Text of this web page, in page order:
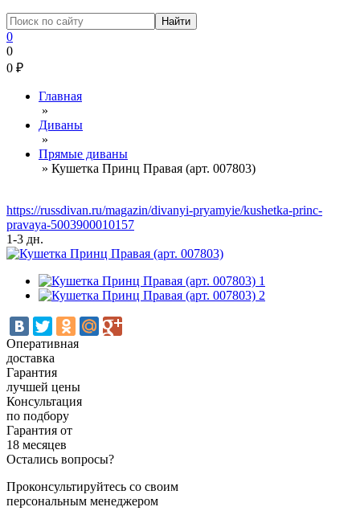
0
0
0 ₽
Главная
»
Диваны
»
Прямые диваны
» Кушетка Принц Правая (арт. 007803)
https://russdivan.ru/magazin/divanyi-pryamyie/kushetka-princ-
pravaya-5003900010157
1-3 дн.
Оперативная
доставка
Гарантия
лучшей цены
Консультация
по подбору
Гарантия от
18 месяцев
Остались вопросы?
Проконсультируйтесь со своим
персональным менеджером